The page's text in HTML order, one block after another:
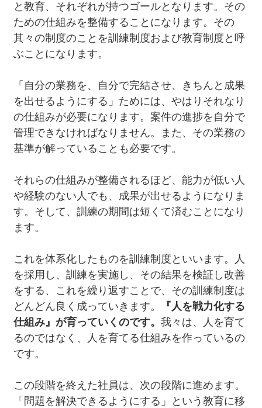
と教育、それぞれが持つゴールとなります。その
ための仕組みを整備することになります。その
其々の制度のことを訓練制度および教育制度と呼
ぶことになります。
「自分の業務を、自分で完結させ、きちんと成果
を出せるようにする」ためには、やはりそれなり
の仕組みが必要になります。案件の進捗を自分で
管理できなければなりません。また、その業務の
基準が解っていることも必要です。
それらの仕組みが整備されるほど、能力が低い人
や経験のない人でも、成果が出せるようになりま
す。そして、訓練の期間は短くて済むことになり
ます。
これを体系化したものを訓練制度といいます。人
を採用し、訓練を実施し、その結果を検証し改善
をする、これを繰り返すことで、その訓練制度は
どんどん良く成っていきます。
『人を戦力化する
仕組み』が育っていくのです。我々は、人を育て
るのではなく、人を育てる仕組みを作っているの
です。
この段階を終えた社員は、次の段階に進めます。
「問題を解決できるようにする」という教育に移